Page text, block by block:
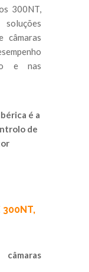
300NT,
câmaras
e nas
é a
de
300NT,